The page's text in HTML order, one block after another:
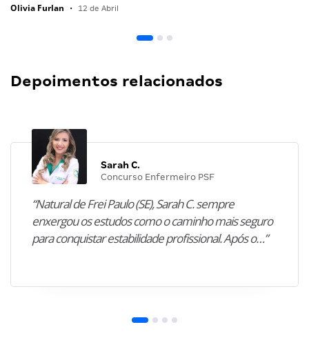
Olivia Furlan • 12 de Abril
Depoimentos relacionados
Sarah C.
Concurso Enfermeiro PSF
“Natural de Frei Paulo (SE), Sarah C. sempre
enxergou os estudos como o caminho mais seguro
para conquistar estabilidade profissional. Após o…”